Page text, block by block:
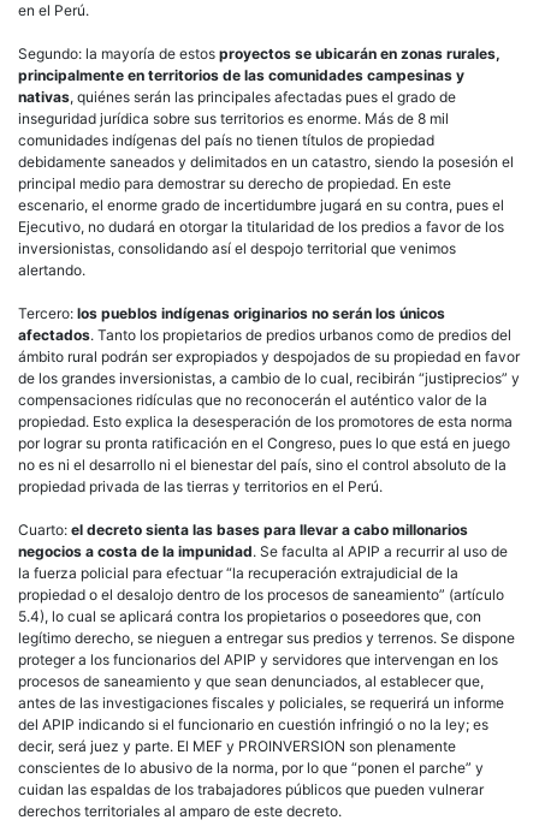
en el Perú.
Segundo: la mayoría de estos proyectos se ubicarán en zonas rurales,
principalmente en territorios de las comunidades campesinas y
nativas, quiénes serán las principales afectadas pues el grado de
inseguridad jurídica sobre sus territorios es enorme. Más de 8 mil
comunidades indígenas del país no tienen títulos de propiedad
debidamente saneados y delimitados en un catastro, siendo la posesión el
principal medio para demostrar su derecho de propiedad. En este
escenario, el enorme grado de incertidumbre jugará en su contra, pues el
Ejecutivo, no dudará en otorgar la titularidad de los predios a favor de los
inversionistas, consolidando así el despojo territorial que venimos
alertando.
Tercero: los pueblos indígenas originarios no serán los únicos
afectados. Tanto los propietarios de predios urbanos como de predios del
ámbito rural podrán ser expropiados y despojados de su propiedad en favor
de los grandes inversionistas, a cambio de lo cual, recibirán “justiprecios” y
compensaciones ridículas que no reconocerán el auténtico valor de la
propiedad. Esto explica la desesperación de los promotores de esta norma
por lograr su pronta ratificación en el Congreso, pues lo que está en juego
no es ni el desarrollo ni el bienestar del país, sino el control absoluto de la
propiedad privada de las tierras y territorios en el Perú.
Cuarto: el decreto sienta las bases para llevar a cabo millonarios
negocios a costa de la impunidad. Se faculta al APIP a recurrir al uso de
la fuerza policial para efectuar “la recuperación extrajudicial de la
propiedad o el desalojo dentro de los procesos de saneamiento” (artículo
5.4), lo cual se aplicará contra los propietarios o poseedores que, con
legítimo derecho, se nieguen a entregar sus predios y terrenos. Se dispone
proteger a los funcionarios del APIP y servidores que intervengan en los
procesos de saneamiento y que sean denunciados, al establecer que,
antes de las investigaciones fiscales y policiales, se requerirá un informe
del APIP indicando si el funcionario en cuestión infringió o no la ley; es
decir, será juez y parte. El MEF y PROINVERSION son plenamente
conscientes de lo abusivo de la norma, por lo que “ponen el parche” y
cuidan las espaldas de los trabajadores públicos que pueden vulnerar
derechos territoriales al amparo de este decreto.